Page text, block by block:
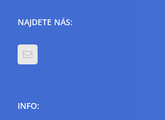
NAJDETE NÁS:
INFO: